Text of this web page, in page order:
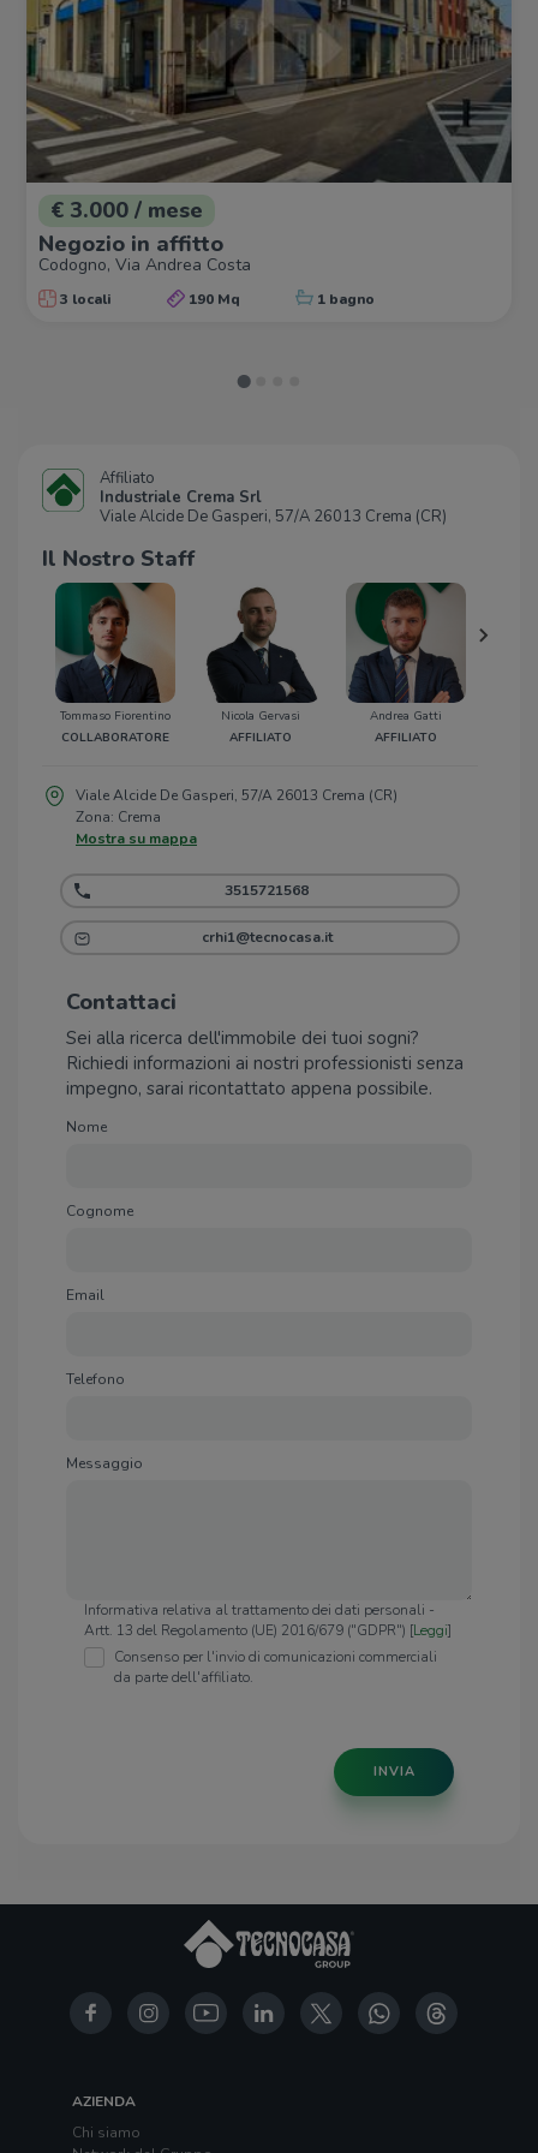
€ 3.000 / mese
Negozio in affitto
Codogno, Via Andrea Costa
3 locali 190 Mq 1 bagno
Affiliato
Industriale Crema Srl
Viale Alcide De Gasperi, 57/A 26013 Crema (CR)
Il Nostro Staff
Tommaso Fiorentino
COLLABORATORE
Nicola Gervasi
AFFILIATO
Andrea Gatti
AFFILIATO
Viale Alcide De Gasperi, 57/A 26013 Crema (CR)
Zona: Crema
Mostra su mappa
3515721568
crhi1@tecnocasa.it
Contattaci
Sei alla ricerca dell'immobile dei tuoi sogni?
Richiedi informazioni ai nostri professionisti senza
impegno, sarai ricontattato appena possibile.
Nome
Cognome
Email
Telefono
Messaggio
Informativa relativa al trattamento dei dati personali -
Artt. 13 del Regolamento (UE) 2016/679 ("GDPR") [Leggi]
Consenso per l'invio di comunicazioni commerciali
da parte dell'affiliato.
INVIA
AZIENDA
Chi siamo